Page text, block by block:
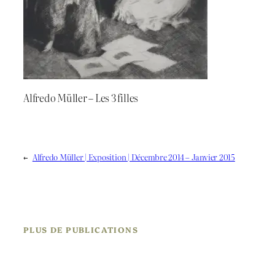
Alfredo Müller – Les 3 filles
← Alfredo Müller | Exposition | Décembre 2014 – Janvier 2015
PLUS DE PUBLICATIONS